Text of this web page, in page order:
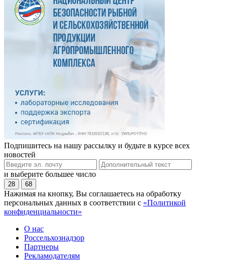
Подпишитесь на нашу рассылку и будьте в курсе всех
новостей
и выберите большее число
28 68
Нажимая на кнопку, Вы соглашаетесь на обработку
персональных данных в соответствии с «Политикой
конфиденциальности»
О нас
Россельхознадзор
Партнеры
Рекламодателям